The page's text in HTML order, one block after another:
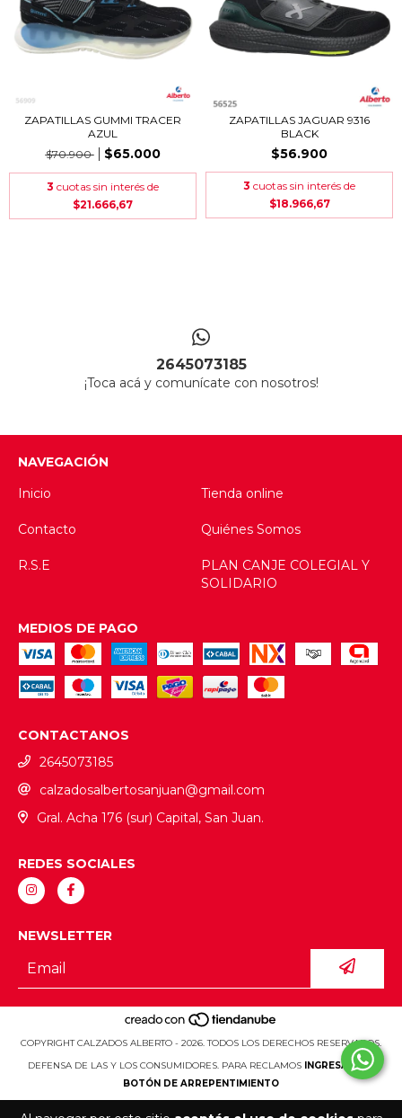
ZAPATILLAS GUMMI TRACER
AZUL
$70.900
$65.000
3 cuotas sin interés de
$21.666,67
ZAPATILLAS JAGUAR 9316
BLACK
$56.900
3 cuotas sin interés de
$18.966,67
2645073185
¡Toca acá y comunícate con nosotros!
NAVEGACIÓN
Inicio
Tienda online
Contacto Quiénes Somos
R.S.E
PLAN CANJE COLEGIAL Y
SOLIDARIO
MEDIOS DE PAGO
CONTACTANOS
2645073185
calzadosalbertosanjuan@gmail.com
Gral. Acha 176 (sur) Capital, San Juan.
REDES SOCIALES
NEWSLETTER
COPYRIGHT CALZADOS ALBERTO - 2026. TODOS LOS DERECHOS RESERVADOS.
DEFENSA DE LAS Y LOS CONSUMIDORES. PARA RECLAMOS
INGRESÁ ACÁ.
BOTÓN DE ARREPENTIMIENTO